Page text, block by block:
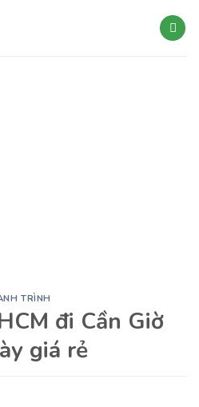
TRÌNH
đi Cần Giờ
giá rẻ